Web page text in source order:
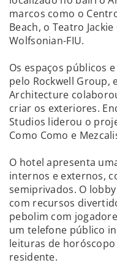
marcos como o
Beach, o Teatro
Wolfsonian-FIU.
Os espaços públicos
pelo Rockwell Group,
Architecture
criar os exteriores.
Studios liderou o
Como Como e
O hotel apresenta
internos e externos,
semiprivados. O
com recursos
pebolim com
um telefone público
leituras de
residente.